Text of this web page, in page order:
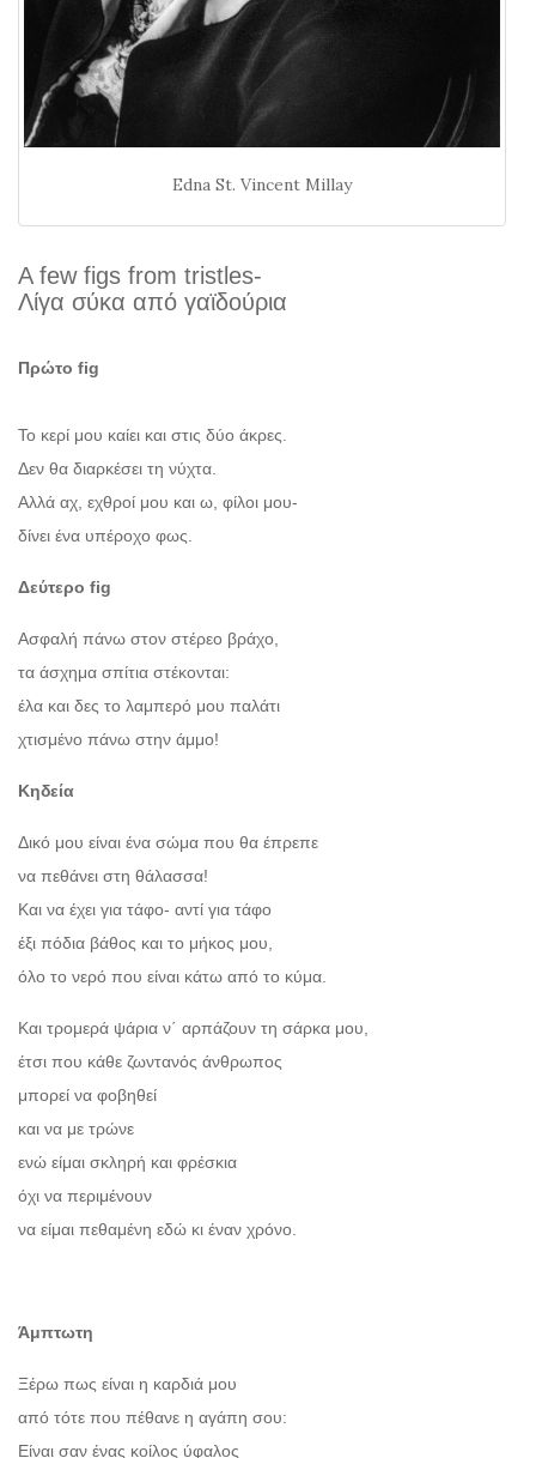
Edna St. Vincent Millay
Α few figs from tristles-
Λίγα σύκα από γαϊδούρια
Πρώτο fig
Το κερί μου καίει και στις δύο άκρες.
Δεν θα διαρκέσει τη νύχτα.
Αλλά αχ, εχθροί μου και ω, φίλοι μου-
δίνει ένα υπέροχο φως.
Δεύτερο fig
Ασφαλή πάνω στον στέρεο βράχο,
τα άσχημα σπίτια στέκονται:
έλα και δες το λαμπερό μου παλάτι
χτισμένο πάνω στην άμμο!
Κηδεία
Δικό μου είναι ένα σώμα που θα έπρεπε
να πεθάνει στη θάλασσα!
Και να έχει για τάφο- αντί για τάφο
έξι πόδια βάθος και το μήκος μου,
όλο το νερό που είναι κάτω από το κύμα.
Και τρομερά ψάρια ν΄ αρπάζουν τη σάρκα μου,
έτσι που κάθε ζωντανός άνθρωπος
μπορεί να φοβηθεί
και να με τρώνε
ενώ είμαι σκληρή και φρέσκια
όχι να περιμένουν
να είμαι πεθαμένη εδώ κι έναν χρόνο.
Άμπτωτη
Ξέρω πως είναι η καρδιά μου
από τότε που πέθανε η αγάπη σου:
Είναι σαν ένας κοίλoς ύφαλος